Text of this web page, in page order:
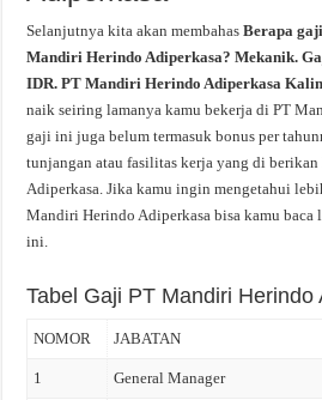
Selanjutnya kita akan membahasBerapa
Mandiri Herindo Adiperkasa? Mekanik.
IDR. PT Mandiri Herindo Adiperkasa
naik seiring lamanya kamu bekerja di PT
gaji ini juga belum termasuk bonus per
tunjangan atau fasilitas kerja yang di
Adiperkasa. Jika kamu ingin mengetahui
Mandiri Herindo Adiperkasa bisa kamu
ini.
Tabel Gaji PT Mandiri Herindo
NOMOR JABATAN
1 General Manager